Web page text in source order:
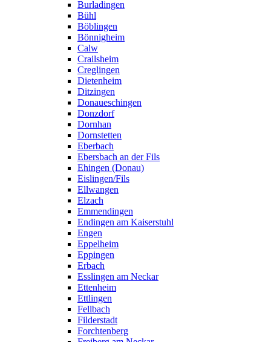
Burladingen
Bühl
Böblingen
Bönnigheim
Calw
Crailsheim
Creglingen
Dietenheim
Ditzingen
Donaueschingen
Donzdorf
Dornhan
Dornstetten
Eberbach
Ebersbach an der Fils
Ehingen (Donau)
Eislingen/Fils
Ellwangen
Elzach
Emmendingen
Endingen am Kaiserstuhl
Engen
Eppelheim
Eppingen
Erbach
Esslingen am Neckar
Ettenheim
Ettlingen
Fellbach
Filderstadt
Forchtenberg